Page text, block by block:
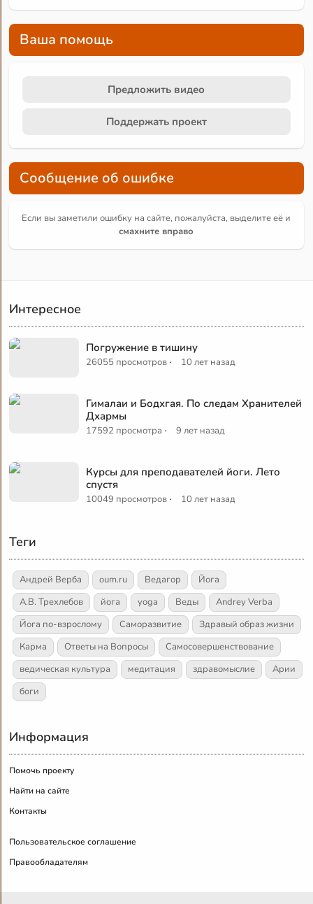
Ваша помощь
Предложить видео
Поддержать проект
Сообщение об ошибке
Если вы заметили ошибку на сайте, пожалуйста, выделите её и
смахните вправо
Интересное
Погружение в тишину
26055 просмотров · 10 лет назад
Гималаи и Бодхгая. По следам Хранителей
Дхармы
17592 просмотра · 9 лет назад
Курсы для преподавателей йоги. Лето
спустя
10049 просмотров · 10 лет назад
Теги
Андрей Верба oum.ru Ведагор
Йога
А.В. Трехлебов
йога yoga Веды
Andrey Verba
Йога по-взрослому
Саморазвитие
Здравый образ жизни
Карма
Ответы на Вопросы
Самосовершенствование
ведическая культура
медитация здравомыслие
Арии
боги
Информация
Помочь проекту
Найти на сайте
Контакты
Пользовательское соглашение
Правообладателям